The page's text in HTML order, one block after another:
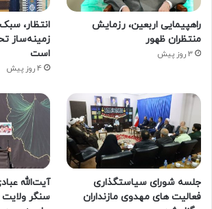
راهپیمایی اربعین، رزمایش
منتظران ظهور
3 روز پیش
انتظار،
زمینه‌ساز
است
4 روز پیش
جلسه شورای سیاستگذاری
فعالیت های مهدوی مازنداران
آیت‌الله
سنگر